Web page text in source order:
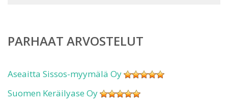
PARHAAT ARVOSTELUT
Aseaitta Sissos-myymälä Oy
Suomen Keräilyase Oy